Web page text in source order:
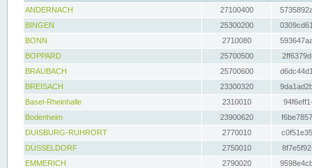
ANDERNACH
27100400
BINGEN
25300200
BONN
2710080
BOPPARD
25700500
BRAUBACH
25700600
BREISACH
23300320
Basel-Rheinhalle
2310010
Bodenheim
23900620
DUISBURG-RUHRORT
2770010
DÜSSELDORF
2750010
EMMERICH
2790020